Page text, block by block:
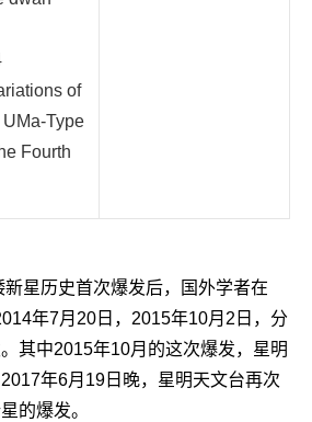
of
Type
Fourth
星历史首次爆发后，国外学者在
年7月20日，2015年10月2日，分
其中2015年10月的这次爆发，星明
2017年6月19日晚，星明天文台再次
的爆发。